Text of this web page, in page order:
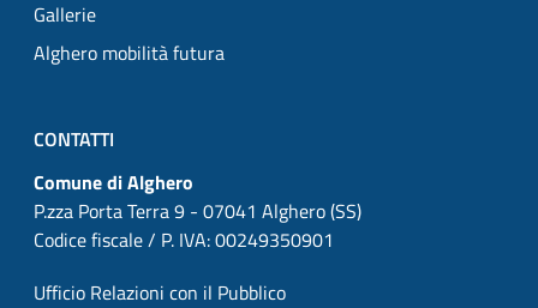
Gallerie
Alghero mobilità futura
CONTATTI
Comune di Alghero
P.zza Porta Terra 9 - 07041 Alghero (SS)
Codice fiscale / P. IVA: 00249350901
Ufficio Relazioni con il Pubblico